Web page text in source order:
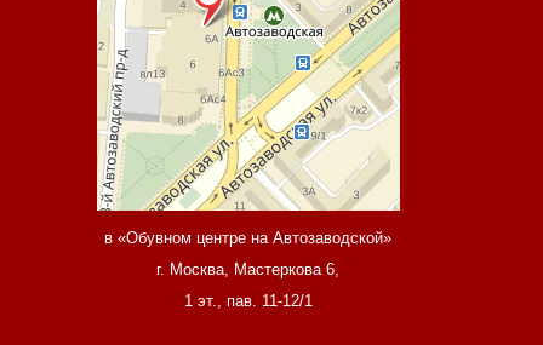
в «Обувном центре на Автозаводской»
г. Москва, Мастеркова 6,
1 эт., пав. 11-12/1